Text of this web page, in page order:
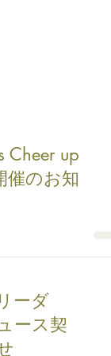
up
のお知